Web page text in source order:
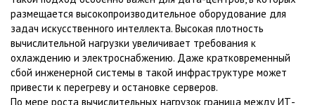
размещается высокопроизводительное оборудование для
задач искусственного интеллекта. Высокая плотность
вычислительной нагрузки увеличивает требования к
охлаждению и электроснабжению. Даже кратковременный
сбой инженерной системы в такой инфраструктуре может
привести к перегреву и остановке серверов.
По мере роста вычислительных нагрузок граница между ИТ-